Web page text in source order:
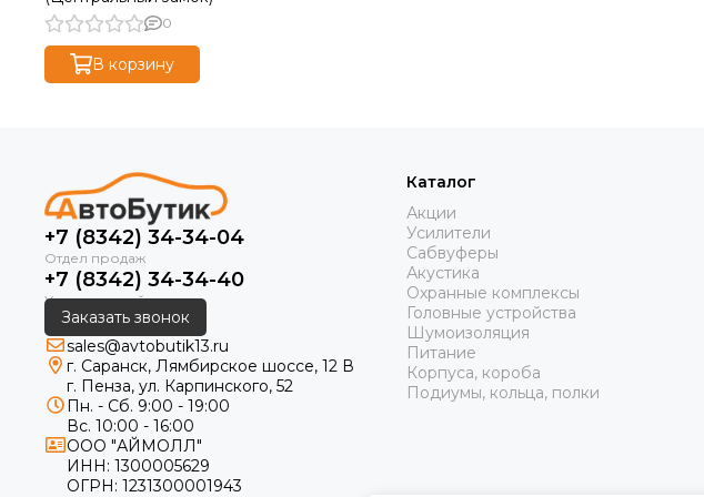
0
В корзину
+7 (8342) 34-34-04
+7 (8342) 34-34-40
Заказать звонок
sales@avtobutik13.ru
г. Саранск, Лямбирское шоссе, 12 В
г. Пенза, ул. Карпинского, 52
Пн. - Сб. 9:00 - 19:00
Вс. 10:00 - 16:00
ООО "АЙМОЛЛ"
ИНН: 1300005629
ОГРН: 1231300001943
Каталог
Акции
Усилители
Сабвуферы
Акустика
Охранные комплексы
Головные устройства
Шумоизоляция
Питание
Корпуса, короба
Подиумы, кольца, полки